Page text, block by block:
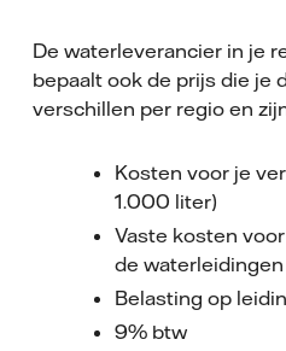
De waterleverancier in je
bepaalt ook de prijs die je
verschillen per regio en
Kosten voor je
1.000 liter)
Vaste kosten
de waterleidingen
Belasting op
9% btw